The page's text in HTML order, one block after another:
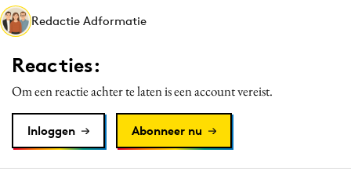
Martech
Media
Merkstrategie
PR
Purpose Marketing
Reputatie & crisis
Redactie Adformatie
Reacties:
Om een reactie achter te laten is een account vereist.
Inloggen Abonneer nu